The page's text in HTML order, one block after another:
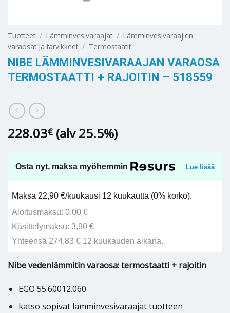
Tuotteet / Lämminvesivaraajat / Lämminvesivaraajien
varaosat ja tarvikkeet / Termostaatit
NIBE LÄMMINVESIVARAAJAN VARAOSA
TERMOSTAATTI + RAJOITIN – 518559
228.03€ (alv 25.5%)
Osta nyt, maksa myöhemmin Lue lisää
Maksa 22,90 €/kuukausi 12 kuukautta (0% korko).
Aloitusmaksu: 0,00 €
Käsittelymaksu: 3,90 €
Yhteensä 274,83 € 12 kuukauden aikana.
Nibe vedenlämmitin varaosa: termostaatti + rajoitin
EGO 55.60012.060
katso sopivat lämminvesivaraajat tuotteen